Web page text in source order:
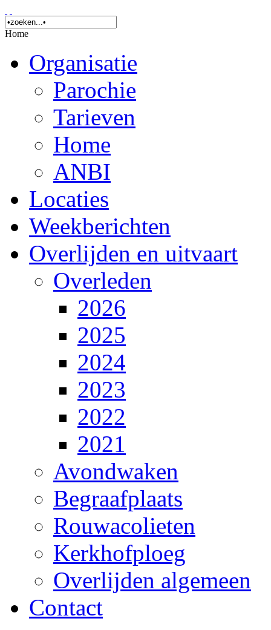
Home
Organisatie
Parochie
Tarieven
Home
ANBI
Locaties
Weekberichten
Overlijden en uitvaart
Overleden
2026
2025
2024
2023
2022
2021
Avondwaken
Begraafplaats
Rouwacolieten
Kerkhofploeg
Overlijden algemeen
Contact